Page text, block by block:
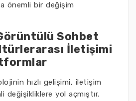
önemli bir değişim
Sohbet
İletişimi
hızlı gelişimi, iletişim
değişikliklere yol açmıştır.